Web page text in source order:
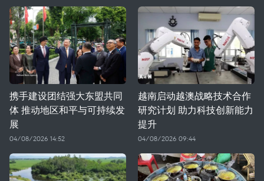
携手建设团结强大东盟共同
体 推动地区和平与可持续发
展
04/08/2026 14:52
越南启动越澳战略技术合作
研究计划 助力科技创新能力
提升
04/08/2026 09:44